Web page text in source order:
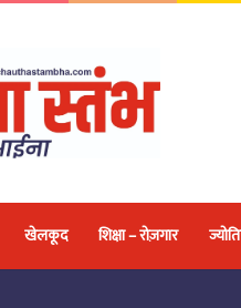
खेलकूद शिक्षा – रोज़गार